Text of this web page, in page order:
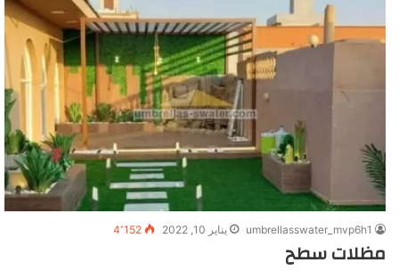
umbrellasswater_mvp6h1 يناير 10, 2022 4٬152
مظلات سطح